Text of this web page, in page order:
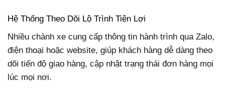
Hệ Thống Theo Dõi Lộ Trình Tiện Lợi
Nhiều chành xe cung cấp thông tin hành trình qua Zalo,
điện thoại hoặc website, giúp khách hàng dễ dàng theo
dõi tiến độ giao hàng, cập nhật trạng thái đơn hàng mọi
lúc mọi nơi.